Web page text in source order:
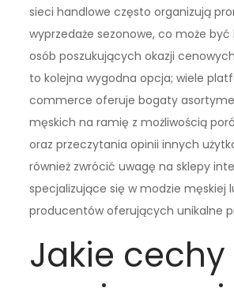
sieci handlowe często organizują
wyprzedaże sezonowe, co może być
osób poszukujących okazji
to kolejna wygodna opcja; wiele
commerce oferuje bogaty
męskich na ramię z możliwością
oraz przeczytania opinii innych
również zwrócić uwagę na sklepy
specjalizujące się w modzie męskiej
producentów oferujących unikalne
Jakie cechy